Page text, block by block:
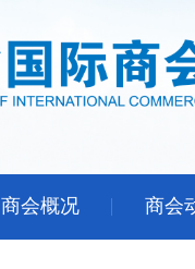
商会概况 商会